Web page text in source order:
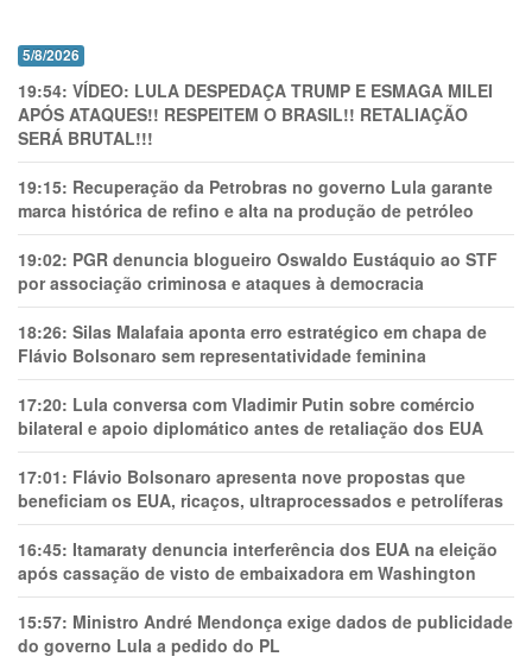
5/8/2026
19:54: VÍDEO: LULA DESPEDAÇA TRUMP E ESMAGA MILEI
APÓS ATAQUES!! RESPEITEM O BRASIL!! RETALIAÇÃO
SERÁ BRUTAL!!!
19:15: Recuperação da Petrobras no governo Lula garante
marca histórica de refino e alta na produção de petróleo
19:02: PGR denuncia blogueiro Oswaldo Eustáquio ao STF
por associação criminosa e ataques à democracia
18:26: Silas Malafaia aponta erro estratégico em chapa de
Flávio Bolsonaro sem representatividade feminina
17:20: Lula conversa com Vladimir Putin sobre comércio
bilateral e apoio diplomático antes de retaliação dos EUA
17:01: Flávio Bolsonaro apresenta nove propostas que
beneficiam os EUA, ricaços, ultraprocessados e petrolíferas
16:45: Itamaraty denuncia interferência dos EUA na eleição
após cassação de visto de embaixadora em Washington
15:57: Ministro André Mendonça exige dados de publicidade
do governo Lula a pedido do PL